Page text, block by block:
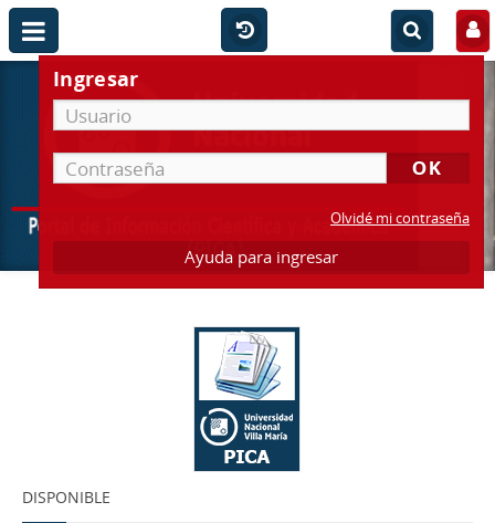
Ingresar
Olvidé mi contraseña
Ayuda para ingresar
DISPONIBLE